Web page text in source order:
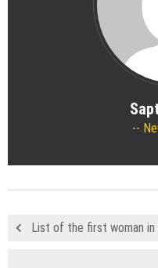
List of the first woman in